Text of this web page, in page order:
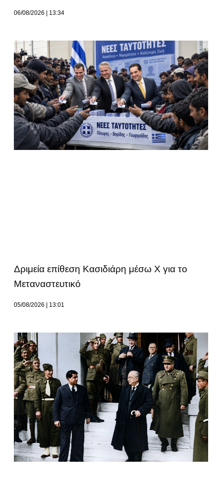
06/08/2026 13:34
Δριμεία επίθεση Κασιδιάρη μέσω Χ για το
Μεταναστευτικό
05/08/2026 13:01